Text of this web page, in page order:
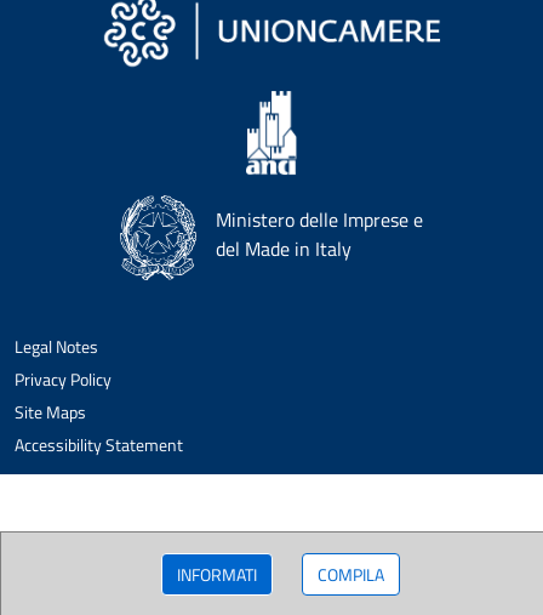
INFORMATI COMPILA
Ministero delle Imprese e
del Made in Italy
Legal Notes
Privacy Policy
Site Maps
Accessibility Statement